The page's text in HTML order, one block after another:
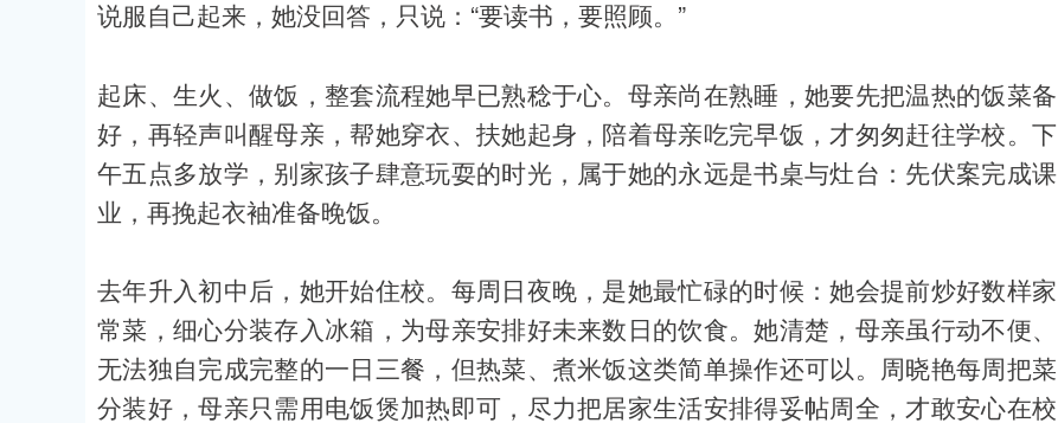
说服自己起来，她没回答，只说：“要读书，要照顾。”
起床、生火、做饭，整套流程她早已熟稔于心。母亲尚在熟睡，她要先把温热的饭菜备
好，再轻声叫醒母亲，帮她穿衣、扶她起身，陪着母亲吃完早饭，才匆匆赶往学校。下
午五点多放学，别家孩子肆意玩耍的时光，属于她的永远是书桌与灶台：先伏案完成课
业，再挽起衣袖准备晚饭。
去年升入初中后，她开始住校。每周日夜晚，是她最忙碌的时候：她会提前炒好数样家
常菜，细心分装存入冰箱，为母亲安排好未来数日的饮食。她清楚，母亲虽行动不便、
无法独自完成完整的一日三餐，但热菜、煮米饭这类简单操作还可以。周晓艳每周把菜
分装好，母亲只需用电饭煲加热即可，尽力把居家生活安排得妥帖周全，才敢安心在校